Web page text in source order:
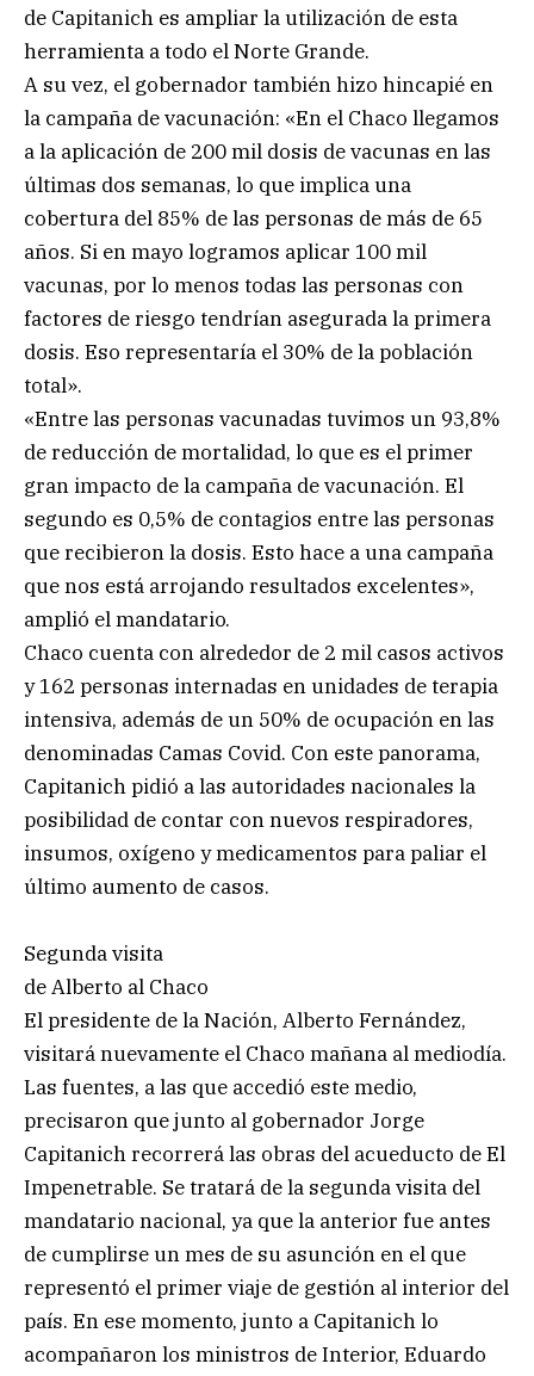
de Capitanich es ampliar la utilización de esta
herramienta a todo el Norte Grande.
A su vez, el gobernador también hizo hincapié en
la campaña de vacunación: «En el Chaco llegamos
a la aplicación de 200 mil dosis de vacunas en las
últimas dos semanas, lo que implica una
cobertura del 85% de las personas de más de 65
años. Si en mayo logramos aplicar 100 mil
vacunas, por lo menos todas las personas con
factores de riesgo tendrían asegurada la primera
dosis. Eso representaría el 30% de la población
total».
«Entre las personas vacunadas tuvimos un 93,8%
de reducción de mortalidad, lo que es el primer
gran impacto de la campaña de vacunación. El
segundo es 0,5% de contagios entre las personas
que recibieron la dosis. Esto hace a una campaña
que nos está arrojando resultados excelentes»,
amplió el mandatario.
Chaco cuenta con alrededor de 2 mil casos activos
y 162 personas internadas en unidades de terapia
intensiva, además de un 50% de ocupación en las
denominadas Camas Covid. Con este panorama,
Capitanich pidió a las autoridades nacionales la
posibilidad de contar con nuevos respiradores,
insumos, oxígeno y medicamentos para paliar el
último aumento de casos.
Segunda visita
de Alberto al Chaco
El presidente de la Nación, Alberto Fernández,
visitará nuevamente el Chaco mañana al mediodía.
Las fuentes, a las que accedió este medio,
precisaron que junto al gobernador Jorge
Capitanich recorrerá las obras del acueducto de El
Impenetrable. Se tratará de la segunda visita del
mandatario nacional, ya que la anterior fue antes
de cumplirse un mes de su asunción en el que
representó el primer viaje de gestión al interior del
país. En ese momento, junto a Capitanich lo
acompañaron los ministros de Interior, Eduardo